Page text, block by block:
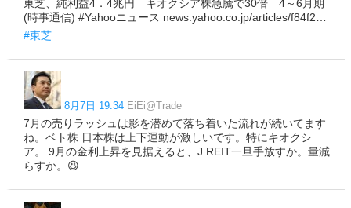
東芝、純利益4．4兆円 キオクシア株急騰で30倍 4～6月期
(時事通信) #Yahooニュース news.yahoo.co.jp/articles/f84f2…
#東芝
8月7日 19:34 EiEi@Trade
7月の売りラッシュは影を潜めて落ち着いた流れが続いてます
ね。ベト株 日本株は上下運動が激しいです。特にキオクシ
ア。 9月の金利上昇を見据えると、J REIT一旦手放すか。量減
らすか。😆